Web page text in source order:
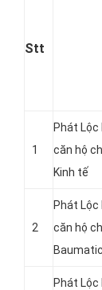
Stt
1
Phát Lộc
căn hộ
Kinh tế
2
Phát Lộc
căn hộ
Phát Lộc